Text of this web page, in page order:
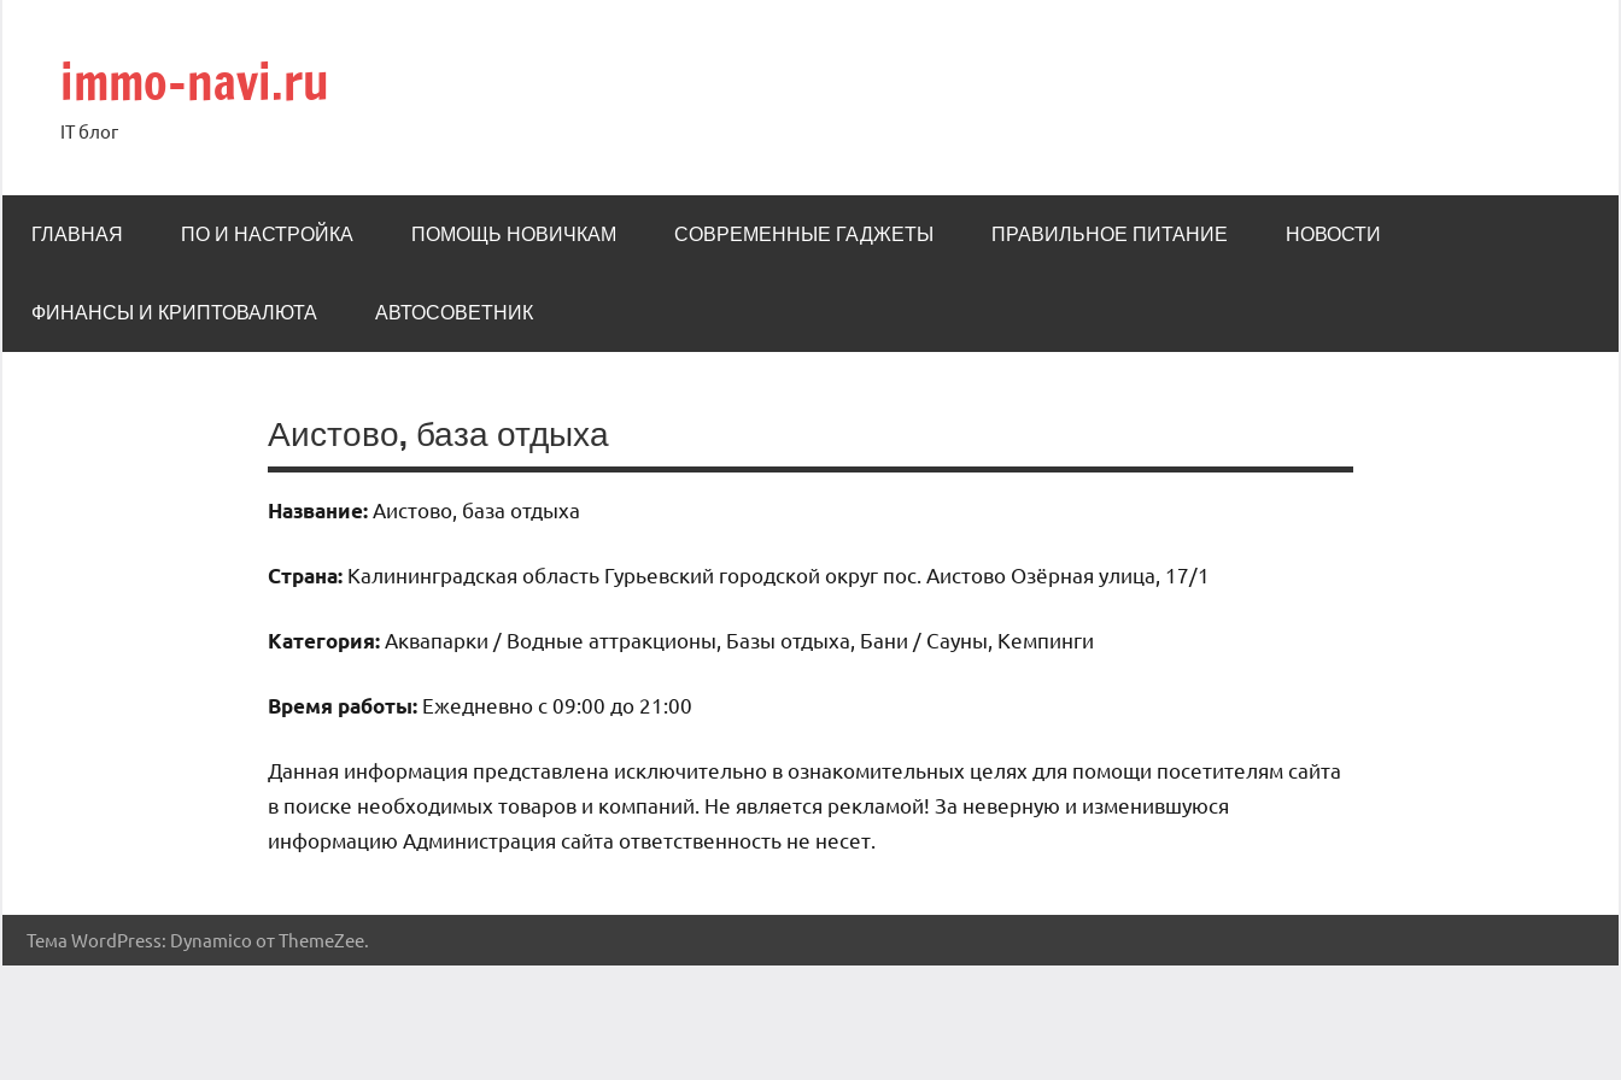
содержимому
immo-navi.ru
IT блог
ГЛАВНАЯ ПО И НАСТРОЙКА ПОМОЩЬ НОВИЧКАМ СОВРЕМЕННЫЕ ГАДЖЕТЫ ПРАВИЛЬНОЕ ПИТАНИЕ НОВОСТИ
ФИНАНСЫ И КРИПТОВАЛЮТА АВТОСОВЕТНИК
Аистово, база отдыха
Название: Аистово, база отдыха
Страна: Калининградская область Гурьевский городской округ пос. Аистово Озёрная улица, 17/1
Категория: Аквапарки / Водные аттракционы, Базы отдыха, Бани / Сауны, Кемпинги
Время работы: Ежедневно с 09:00 до 21:00
Данная информация представлена исключительно в ознакомительных целях для помощи посетителям сайта
в поиске необходимых товаров и компаний. Не является рекламой! За неверную и изменившуюся
информацию Администрация сайта ответственность не несет.
Тема WordPress: Dynamico от ThemeZee.